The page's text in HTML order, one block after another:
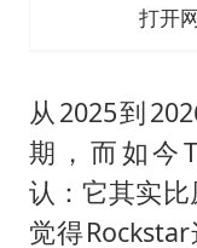
打开
从2025到
期，而如今
认：它其实
觉得